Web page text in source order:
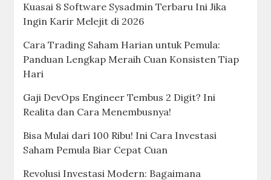
Kuasai 8 Software Sysadmin Terbaru Ini Jika
Ingin Karir Melejit di 2026
Cara Trading Saham Harian untuk Pemula:
Panduan Lengkap Meraih Cuan Konsisten Tiap
Hari
Gaji DevOps Engineer Tembus 2 Digit? Ini
Realita dan Cara Menembusnya!
Bisa Mulai dari 100 Ribu! Ini Cara Investasi
Saham Pemula Biar Cepat Cuan
Revolusi Investasi Modern: Bagaimana